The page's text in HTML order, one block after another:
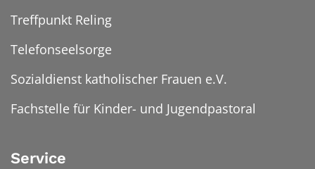
Treffpunkt Reling
Telefonseelsorge
Sozialdienst katholischer Frauen e.V.
Fachstelle für Kinder- und Jugendpastoral
Service